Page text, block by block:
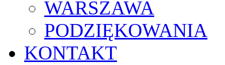
WARSZAWA
PODZIĘKOWANIA
KONTAKT